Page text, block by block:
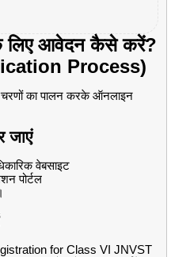
के लिए आवेदन कैसे करें?
Process)
का पालन करके ऑनलाइन
जाएं
वेबसाइट
पोर्टल
for Class VI JNVST